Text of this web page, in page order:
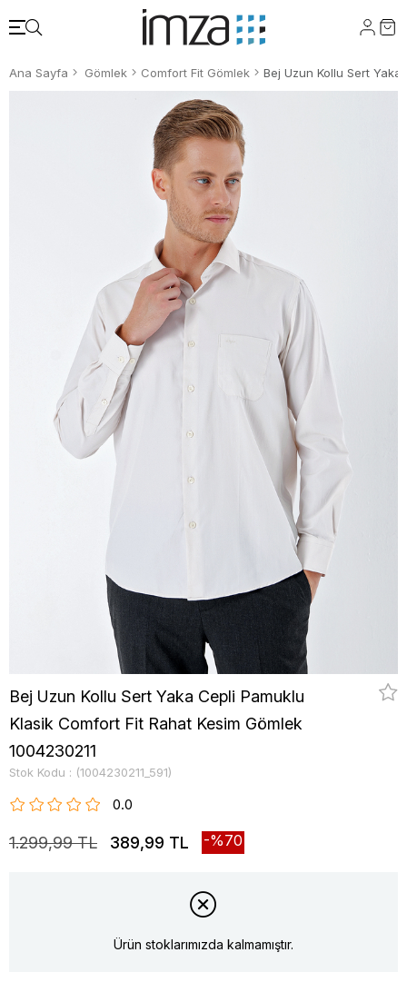
Ana Sayfa Gömlek Comfort Fit Gömlek
Bej Uzun Kollu Sert Yaka Cepli Pamuklu
Klasik Comfort Fit Rahat Kesim Gömlek
1004230211
Stok Kodu (1004230211_591)
0.0
1.299,99 TL 389,99 TL 70
Ürün stoklarımızda kalmamıştır.